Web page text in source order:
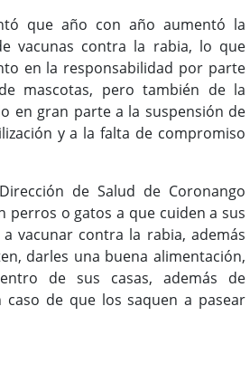
que año con año aumentó la
vacunas contra la rabia, lo que
en la responsabilidad por parte
mascotas, pero también de la
en gran parte a la suspensión de
y a la falta de compromiso
de Salud de Coronango
perros o gatos a que cuiden a sus
vacunar contra la rabia, además
darles una buena alimentación,
de sus casas, además de
caso de que los saquen a pasear